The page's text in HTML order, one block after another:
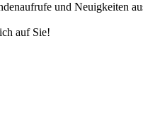
und Neuigkeiten
auf Sie!